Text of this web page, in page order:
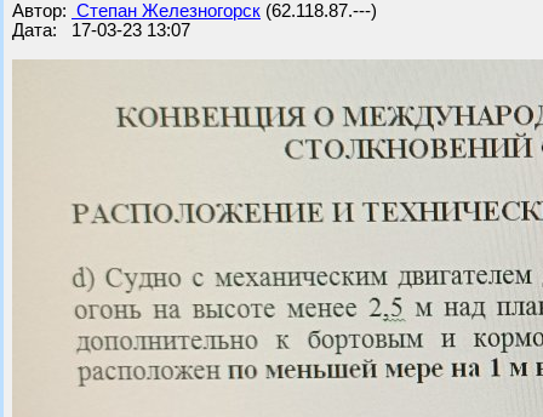
Автор: Степан Железногорск (62.118.87.---)
Дата: 17-03-23 13:07